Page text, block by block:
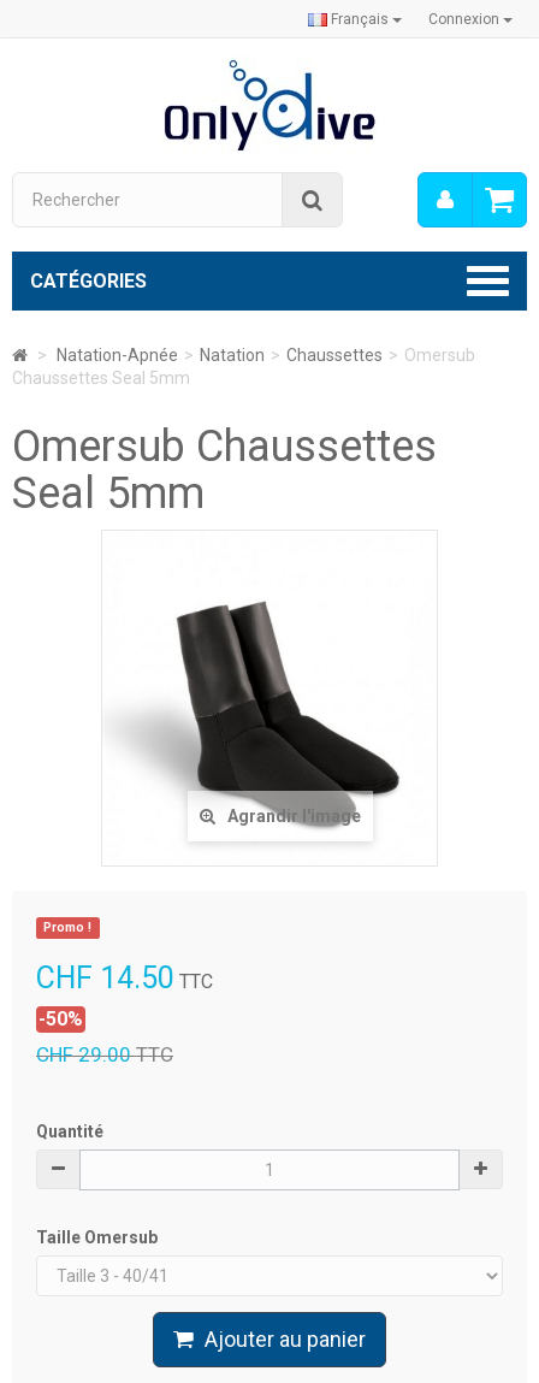
Connexion
Français
Mon
CATÉGORIES
> Natation-Apnée > Natation > Chaussettes > Omersub
Chaussettes Seal 5mm
Omersub Chaussettes
Seal 5mm
Agrandir l'image
Promo !
CHF 14.50 TTC
-50%
CHF 29.00TTC
Quantité
Taille Omersub
Ajouter au panier